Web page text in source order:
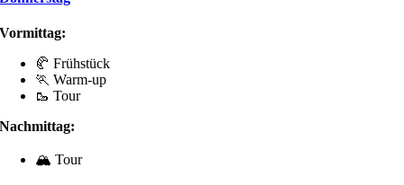
Vormittag:
🥐 Frühstück
🏃 Warm-up
🥾 Tour
Nachmittag:
🏔️ Tour